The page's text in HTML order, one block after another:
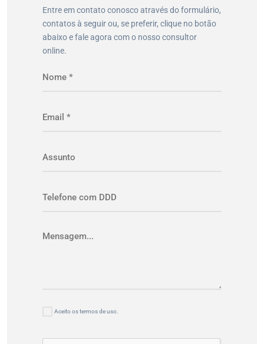
Entre em contato conosco através do formulário,
contatos à seguir ou, se preferir, clique no botão
abaixo e fale agora com o nosso consultor
online.
Aceito os termos de uso.